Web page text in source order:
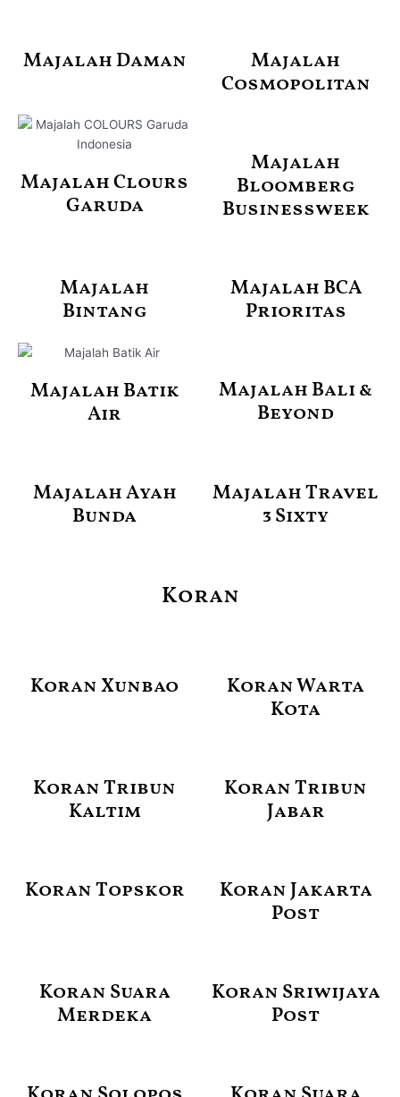
Majalah Daman
Majalah
Cosmopolitan
Majalah Clours
Garuda
Majalah
Bloomberg
Businessweek
Majalah
Bintang
Majalah BCA
Prioritas
Majalah Batik
Air
Majalah Bali &
Beyond
Majalah Ayah
Bunda
Majalah Travel
3 Sixty
Koran
Koran Xunbao
Koran Warta
Kota
Koran Tribun
Kaltim
Koran Tribun
Jabar
Koran Topskor
Koran Jakarta
Post
Koran Suara
Merdeka
Koran Sriwijaya
Post